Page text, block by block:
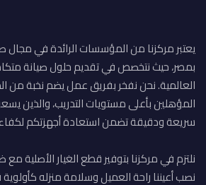
يعتبر مركزنا من المؤسسات الرائدة في مجال
بمصر، حيث نتخصص في تقديم حلول صيانة
العالمية. نحن نفخر بفريق عمل يضم نخبة من
المؤهلين بأعلى مستويات التدريب، والذين
سريعة ودقيقة تضمن استعادة أجهزتكم
نلتزم في مركزنا بتوفير قطع الغيار الأصلية
نصب أعيننا راحة العميل وسلامة منزله